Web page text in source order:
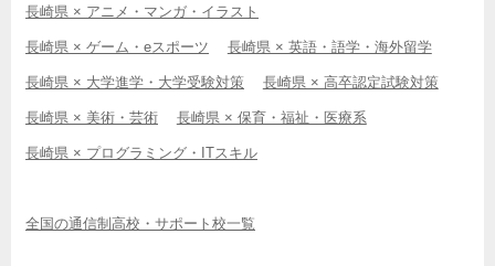
長崎県 × アニメ・マンガ・イラスト
長崎県 × ゲーム・eスポーツ 長崎県 × 英語・語学・海外留学
長崎県 × 大学進学・大学受験対策 長崎県 × 高卒認定試験対策
長崎県 × 美術・芸術 長崎県 × 保育・福祉・医療系
長崎県 × プログラミング・ITスキル
全国の通信制高校・サポート校一覧